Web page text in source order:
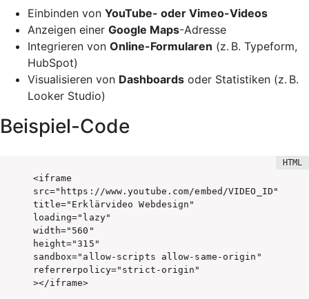
Einbinden von YouTube- oder Vimeo-Videos
Anzeigen einer Google Maps-Adresse
Integrieren von Online-Formularen (z. B. Typeform,
HubSpot)
Visualisieren von Dashboards oder Statistiken (z. B.
Looker Studio)
Beispiel-Code
<iframe
src="https://www.youtube.com/embed/VIDEO_ID"
title="Erklärvideo Webdesign"
loading="lazy"
width="560"
height="315"
sandbox="allow-scripts allow-same-origin"
referrerpolicy="strict-origin"